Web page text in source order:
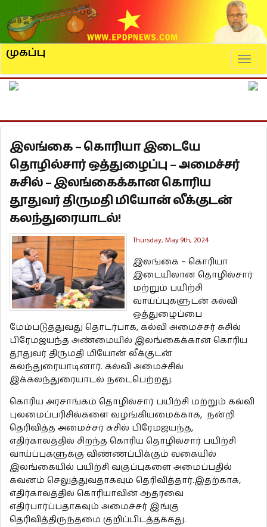
முகப்பு
இலங்கை – கொரியா இடையே
தொழில்சார் ஒத்துழைப்பு – அமைச்சர்
சுசில் – இலங்கைக்கான கொரிய
தூதுவர் திருமதி மியோன் லீக்குடன்
கலந்துரையாடல்!
Thursday, May 9th, 2024
இலங்கை – கொரியா
இடையிலான தொழில்சார்
மற்றும் பயிற்சி
வாய்ப்புகளுடன் கல்வி
ஒத்துழைப்பை
மேம்படுத்துவது தொடர்பாக, கல்வி அமைச்சர் சுசில்
பிரேமஜயந்த அண்மையில் இலங்கைக்கான கொரிய
தூதுவர் திருமதி மியோன் லீக்குடன்
கலந்துரையாடினார். கல்வி அமைச்சில்
இக்கலந்துரையாடல் நடைபெற்றது.
கொரிய அரசாங்கம் தொழில்சார் பயிற்சி மற்றும் கல்வி
புலமைப்பரிசில்களை வழங்கியமைக்காக, நன்றி
தெரிவித்த அமைச்சர் சுசில் பிரேமஜயந்த,
எதிர்காலத்தில் சிறந்த கொரிய தொழில்சார் பயிற்சி
வாய்ப்புகளுக்கு விண்ணப்பிக்கும் வகையில்
இலங்கையில் பயிற்சி வகுப்புகளை அமைப்பதில்
கவனம் செலுத்துவதாகவும் தெரிவித்தார்.இதற்காக,
எதிர்காலத்தில் கொரியாவின் ஆதரவை
எதிர்பார்ப்பதாகவும் அமைச்சர் இங்கு
தெரிவித்திருந்தமை குறிப்பிடத்தக்கது.